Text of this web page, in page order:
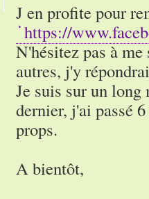
J en profite pour
https://
N'hésitez pas à
autres, j'y
Je suis sur un long
dernier, j'ai passé
props.
A bientôt,